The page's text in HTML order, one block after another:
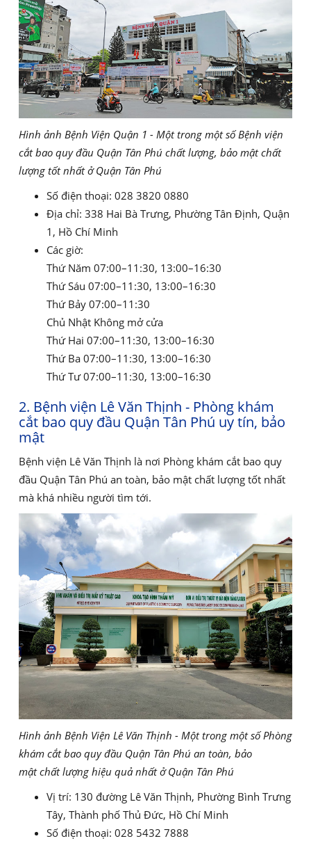
Hình ảnh Bệnh Viện Quận 1 - Một trong một số Bệnh viện
cắt bao quy đầu Quận Tân Phú chất lượng, bảo mật chất
lượng tốt nhất ở Quận Tân Phú
Số điện thoại: 028 3820 0880
Địa chỉ: 338 Hai Bà Trưng, Phường Tân Định, Quận
1, Hồ Chí Minh
Các giờ:
Thứ Năm 07:00–11:30, 13:00–16:30
Thứ Sáu 07:00–11:30, 13:00–16:30
Thứ Bảy 07:00–11:30
Chủ Nhật Không mở cửa
Thứ Hai 07:00–11:30, 13:00–16:30
Thứ Ba 07:00–11:30, 13:00–16:30
Thứ Tư 07:00–11:30, 13:00–16:30
2. Bệnh viện Lê Văn Thịnh - Phòng khám
cắt bao quy đầu Quận Tân Phú uy tín, bảo
mật
Bệnh viện Lê Văn Thịnh là nơi Phòng khám cắt bao quy
đầu Quận Tân Phú an toàn, bảo mật chất lượng tốt nhất
mà khá nhiều người tìm tới.
Hình ảnh Bệnh Viện Lê Văn Thịnh - Một trong một số Phòng
khám cắt bao quy đầu Quận Tân Phú an toàn, bảo
mật chất lượng hiệu quả nhất ở Quận Tân Phú
Vị trí: 130 đường Lê Văn Thịnh, Phường Bình Trưng
Tây, Thành phố Thủ Đức, Hồ Chí Minh
Số điện thoại: 028 5432 7888